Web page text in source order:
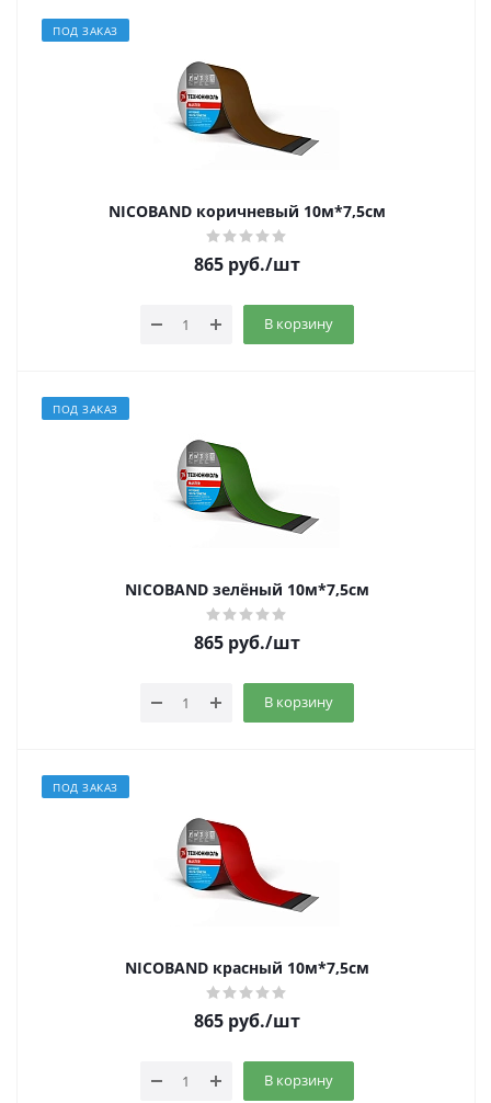
ПОД ЗАКАЗ
NICOBAND коричневый 10м*7,5см
865руб./шт
В корзину
ПОД ЗАКАЗ
NICOBAND зелёный 10м*7,5см
865руб./шт
В корзину
ПОД ЗАКАЗ
NICOBAND красный 10м*7,5см
865руб./шт
В корзину